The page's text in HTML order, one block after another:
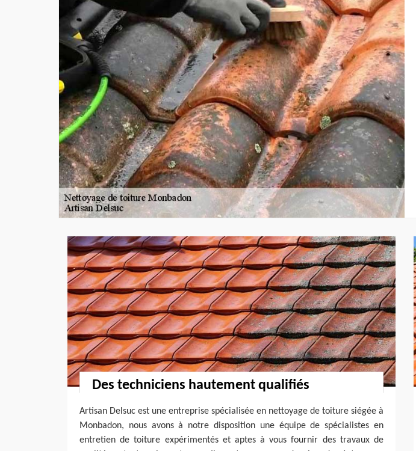
Des techniciens hautement qualifiés
Artisan Delsuc est une entreprise spécialisée en nettoyage de toiture siégée à
Monbadon, nous avons à notre disposition une équipe de spécialistes en
entretien de toiture expérimentés et aptes à vous fournir des travaux de